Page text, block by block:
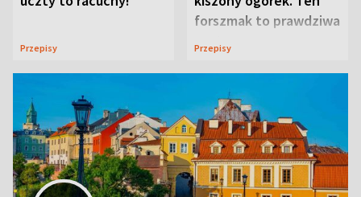
Przepisy
forszmak to prawdziwa
uczta
Przepisy